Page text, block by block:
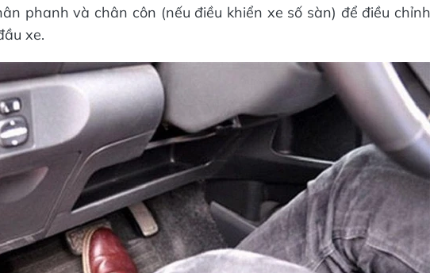
phanh và chân côn (nếu điều khiển xe số sàn) để điều chỉnh
xe.